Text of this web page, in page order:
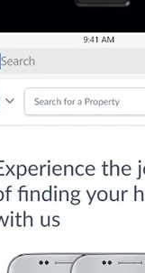
Pelaburan
Dalam